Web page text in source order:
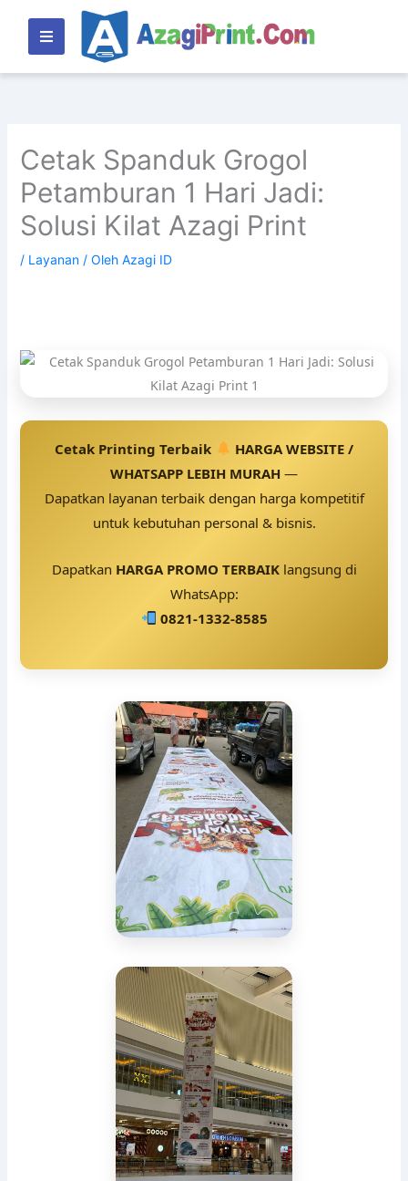
konten
Cetak Spanduk Grogol
Petamburan 1 Hari Jadi:
Solusi Kilat Azagi Print
/ Layanan/ Oleh Azagi ID
Cetak Printing Terbaik
HARGA WEBSITE /
WHATSAPP LEBIH MURAH —
Dapatkan layanan terbaik dengan harga kompetitif
untuk kebutuhan personal & bisnis.
Dapatkan HARGA PROMO TERBAIKlangsung di
WhatsApp:
0821-1332-8585